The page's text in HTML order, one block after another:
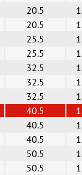
20.5
20.5
25.5
25.5
32.5
32.5
32.5
40.5
40.5
40.5
50.5
50.5